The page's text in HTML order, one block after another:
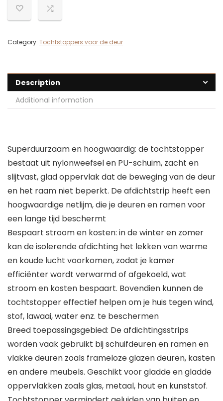
Category: Tochtstoppers voor de deur
Description
Additional information
Superduurzaam en hoogwaardig: de tochtstopper
bestaat uit nylonweefsel en PU-schuim, zacht en
slijtvast, glad oppervlak dat de beweging van de deur
en het raam niet beperkt. De afdichtstrip heeft een
hoogwaardige netlijm, die je deuren en ramen voor
een lange tijd beschermt
Bespaart stroom en kosten: in de winter en zomer
kan de isolerende afdichting het lekken van warme
en koude lucht voorkomen, zodat je kamer
efficiënter wordt verwarmd of afgekoeld, wat
stroom en kosten bespaart. Bovendien kunnen de
tochtstopper effectief helpen om je huis tegen wind,
stof, lawaai, water enz. te beschermen
Breed toepassingsgebied: De afdichtingsstrips
worden vaak gebruikt bij schuifdeuren en ramen en
vlakke deuren zoals frameloze glazen deuren, kasten
en andere meubels. Geschikt voor gladde en gladde
oppervlakken zoals glas, metaal, hout en kunststof.